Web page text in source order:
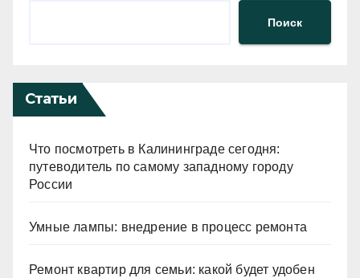
Поиск
Статьи
Что посмотреть в Калининграде сегодня:
путеводитель по самому западному городу
России
Умные лампы: внедрение в процесс ремонта
Ремонт квартир для семьи: какой будет удобен